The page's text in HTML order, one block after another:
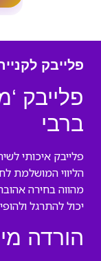
פלייבק
פלייבק
ברבי
פלייבק איכותי
הליווי המושלמת
מהווה בחירה
יכול להתרגל
הורדה